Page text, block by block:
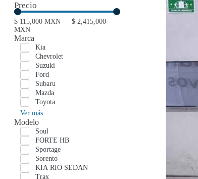
Precio
$ 115,000 MXN — $ 2,415,000
MXN
Marca
Kia
Chevrolet
Suzuki
Ford
Subaru
Mazda
Toyota
Ver más
Modelo
Soul
FORTE HB
Sportage
Sorento
KIA RIO SEDAN
Trax